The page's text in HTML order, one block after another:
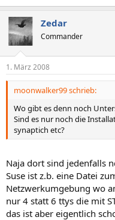
Zedar
Commander
1. März 2008
moonwalker99 schrieb:
Wo gibt es denn noch
Sind es nur noch die
synaptich etc?
Naja dort sind jedenfalls
Suse ist z.b. eine Datei
Netzwerkumgebung wo
nur 4 statt 6 ttys die mit
das ist aber eigentlich